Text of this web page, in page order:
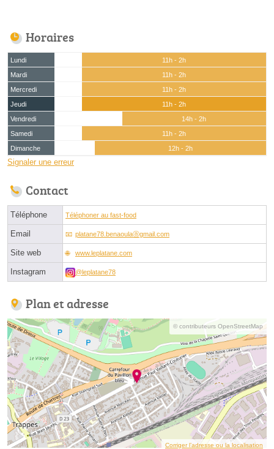
Horaires
Lundi
11h - 2h
Mardi
11h - 2h
Mercredi
11h - 2h
Jeudi
11h - 2h
Vendredi
14h - 2h
Samedi
11h - 2h
Dimanche
12h - 2h
Signaler une erreur
Contact
Téléphone Téléphoner au fast-food
Email platane78.benaoulaⓐgmail.com
Site web www.leplatane.com
Instagram @leplatane78
Plan et adresse
© contributeurs OpenStreetMap
Corriger l’adresse ou la localisation